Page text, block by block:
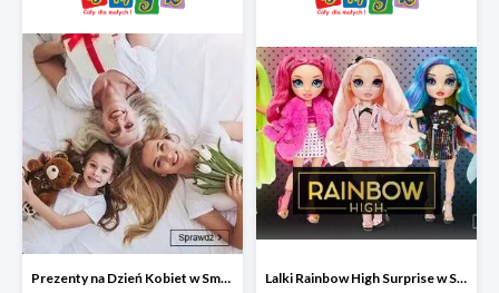
Prezenty na Dzień Kobiet w Smyku do -45% Lalki Rainbow High Surprise w Smyku do -35%